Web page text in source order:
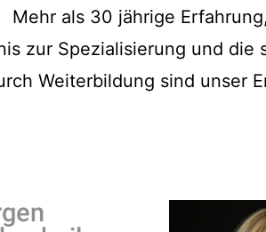
Mehr als 30 jährige Erfahrung,
zur Spezialisierung und die
Weiterbildung sind unser